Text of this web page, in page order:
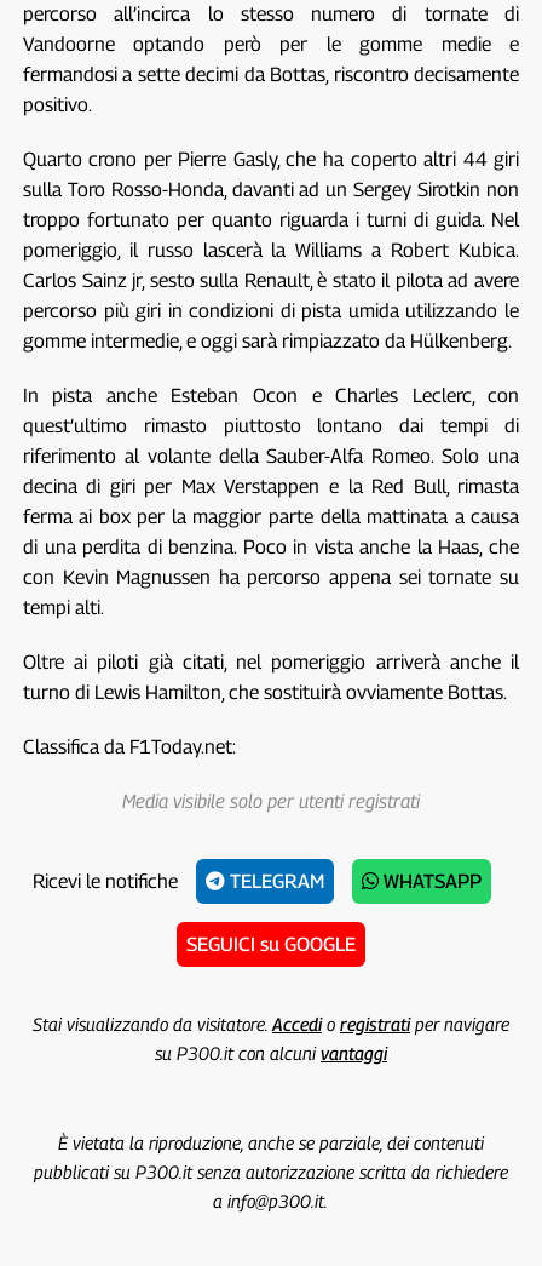
percorso all’incirca lo stesso numero di tornate di
Vandoorne optando però per le gomme medie e
fermandosi a sette decimi da Bottas, riscontro decisamente
positivo.
Quarto crono per Pierre Gasly, che ha coperto altri 44 giri
sulla Toro Rosso-Honda, davanti ad un Sergey Sirotkin non
troppo fortunato per quanto riguarda i turni di guida. Nel
pomeriggio, il russo lascerà la Williams a Robert Kubica.
Carlos Sainz jr, sesto sulla Renault, è stato il pilota ad avere
percorso più giri in condizioni di pista umida utilizzando le
gomme intermedie, e oggi sarà rimpiazzato da Hülkenberg.
In pista anche Esteban Ocon e Charles Leclerc, con
quest’ultimo rimasto piuttosto lontano dai tempi di
riferimento al volante della Sauber-Alfa Romeo. Solo una
decina di giri per Max Verstappen e la Red Bull, rimasta
ferma ai box per la maggior parte della mattinata a causa
di una perdita di benzina. Poco in vista anche la Haas, che
con Kevin Magnussen ha percorso appena sei tornate su
tempi alti.
Oltre ai piloti già citati, nel pomeriggio arriverà anche il
turno di Lewis Hamilton, che sostituirà ovviamente Bottas.
Classifica da F1Today.net:
Media visibile solo per utenti registrati
Ricevi le notifiche TELEGRAM WHATSAPP
SEGUICI su GOOGLE
Stai visualizzando da visitatore. Accedio registratiper navigare
su P300.it con alcunivantaggi
È vietata la riproduzione, anche se parziale, dei contenuti
pubblicati su P300.it senza autorizzazione scritta da richiedere
a info@p300.it.